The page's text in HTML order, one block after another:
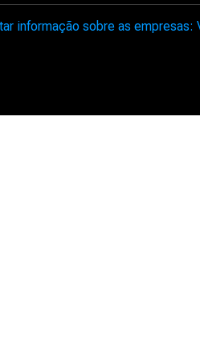
informação sobre as